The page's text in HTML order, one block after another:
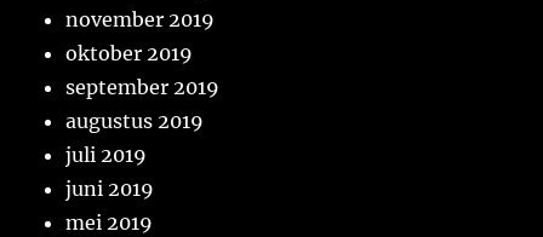
november 2019
oktober 2019
september 2019
augustus 2019
juli 2019
juni 2019
mei 2019